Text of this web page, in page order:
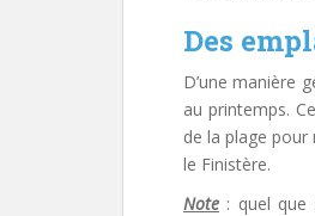
Des
D’une manière
au printemps.
de la plage pour
le Finistère.
Note : quel que